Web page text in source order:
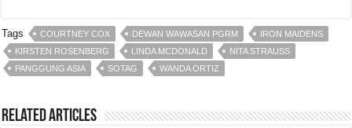
c
e
b
o
at
s
A
p
e
a
d
p
y
Li
k
ar
e
Tags COURTNEY COX DEWAN WAWASAN PGRM
IRON MAIDENS
KIRSTEN ROSENBERG
LINDA MCDONALD
NITA STRAUSS
PANGGUNG ASIA
SOTAG WANDA ORTIZ
Related Articles